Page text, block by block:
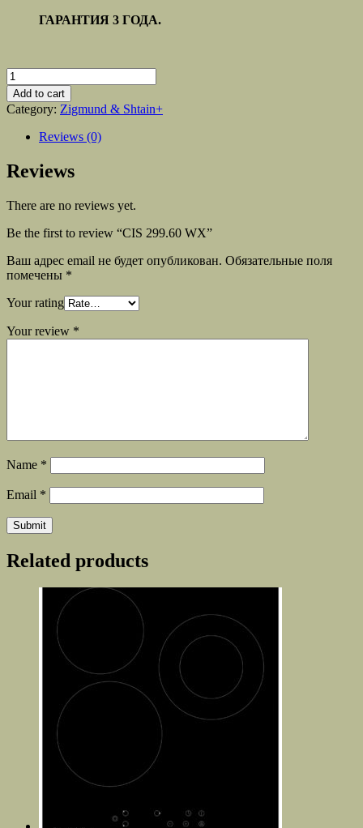
ГАРАНТИЯ 3 ГОДА.
Quantity
Add to cart
Category: Zigmund & Shtain+
Reviews (0)
Reviews
There are no reviews yet.
Be the first to review “CIS 299.60 WX”
Ваш адрес email не будет опубликован. Обязательные поля
помечены *
Your rating
Your review *
Name *
Email *
Related products